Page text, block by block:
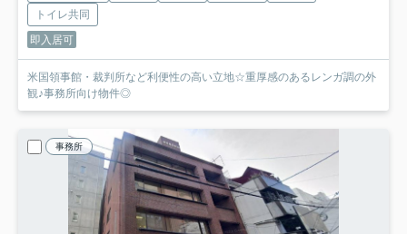
トイレ共同
即入居可
米国領事館・裁判所など利便性の高い立地☆重厚感のあるレンガ調の外
観♪事務所向け物件◎
事務所